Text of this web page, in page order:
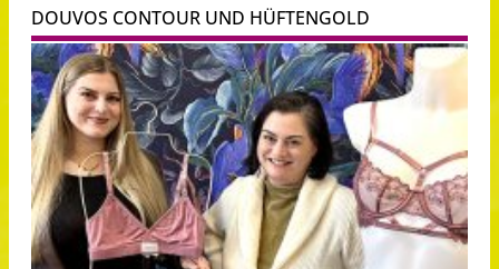
DOUVOS CONTOUR UND HÜFTENGOLD